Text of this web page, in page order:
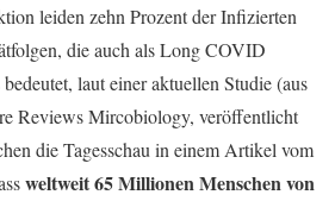
leiden zehn Prozent der Infizierten
die auch als Long COVID
laut einer aktuellen Studie (aus
Reviews Mircobiology, veröffentlicht
die Tagesschau in einem Artikel vom
weltweit 65 Millionen Menschen von